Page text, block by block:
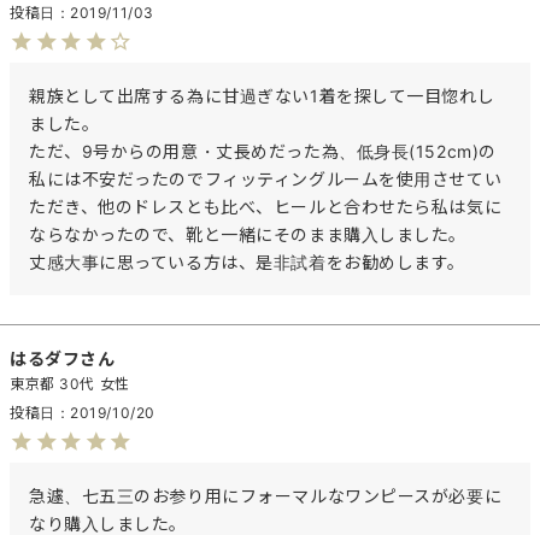
投稿日
2019/11/03
親族として出席する為に甘過ぎない1着を探して一目惚れし
ました。
ただ、9号からの用意・丈長めだった為、低身長(152cm)の
私には不安だったのでフィッティングルームを使用させてい
ただき、他のドレスとも比べ、ヒールと合わせたら私は気に
ならなかったので、靴と一緒にそのまま購入しました。
丈感大事に思っている方は、是非試着をお勧めします。
はるダフ
東京都 30代 女性
投稿日
2019/10/20
急遽、七五三のお参り用にフォーマルなワンピースが必要に
なり購入しました。